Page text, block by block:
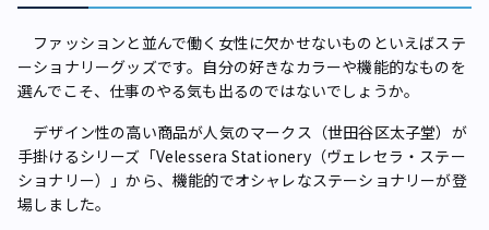
ファッションと並んで働く女性に欠かせないものといえばステ
ーショナリーグッズです。自分の好きなカラーや機能的なものを
選んでこそ、仕事のやる気も出るのではないでしょうか。
デザイン性の高い商品が人気のマークス（世田谷区太子堂）が
手掛けるシリーズ「Velessera Stationery（ヴェレセラ・ステー
ショナリー）」から、機能的でオシャレなステーショナリーが登
場しました。